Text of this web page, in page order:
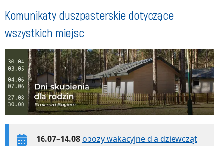
Komunikaty duszpasterskie dotyczące
wszystkich miejsc
16.07–14.08obozy wakacyjne dla dziewcząt